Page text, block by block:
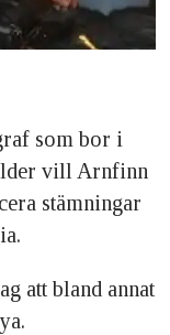
som bor i
vill Arnfinn
stämningar
att bland annat